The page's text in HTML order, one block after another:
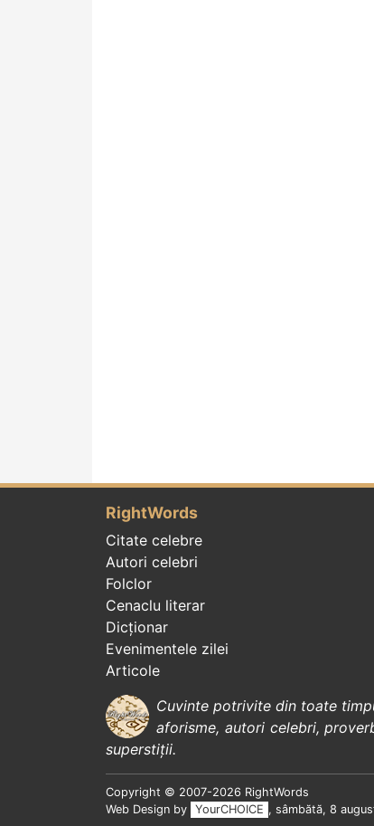
RightWords
Citate celebre
Autori celebri
Folclor
Cenaclu literar
Dicționar
Evenimentele zilei
Articole
Cuvinte potrivite din toate
aforisme, autori celebri,
superstiții.
Copyright © 2007-2026 RightWords
Web Design by
YourCHOICE , sâmbătă, 8